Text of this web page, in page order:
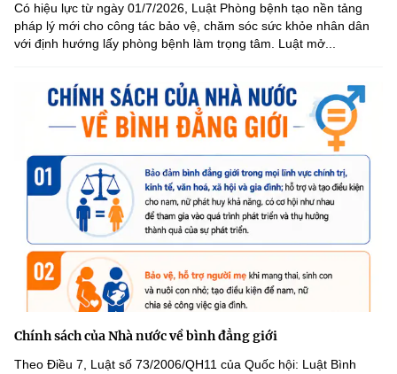
Có hiệu lực từ ngày 01/7/2026, Luật Phòng bệnh tạo nền tảng
pháp lý mới cho công tác bảo vệ, chăm sóc sức khỏe nhân dân
với định hướng lấy phòng bệnh làm trọng tâm. Luật mở...
Chính sách của Nhà nước về bình đẳng giới
Theo Điều 7, Luật số 73/2006/QH11 của Quốc hội: Luật Bình